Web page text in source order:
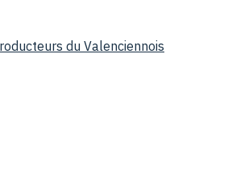
du Valenciennois